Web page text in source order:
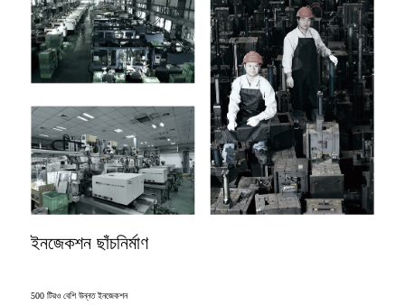
ইনজেকশন ছাঁচনির্মাণ
500 টিরও বেশি উন্নত ইনজেকশন